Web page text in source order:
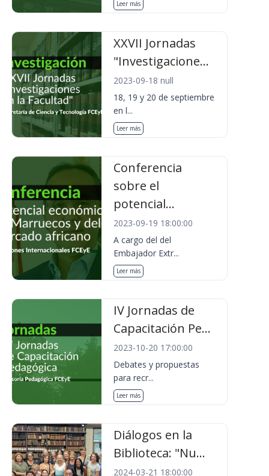
Leer más
XXVII Jornadas
"Investigacione...
2023-09-18 null
18, 19 y 20 de septiembre
en l...
Leer más
Conferencia
sobre el
potencial...
2023-09-19 18:00:00
A cargo del del
Embajador Extr...
Leer más
IV Jornadas de
Capacitación Pe...
2023-10-20 17:00:00
Debates y propuestas
para recr...
Leer más
Diálogos en la
Biblioteca: "Nu...
2024-03-21 18:00:00